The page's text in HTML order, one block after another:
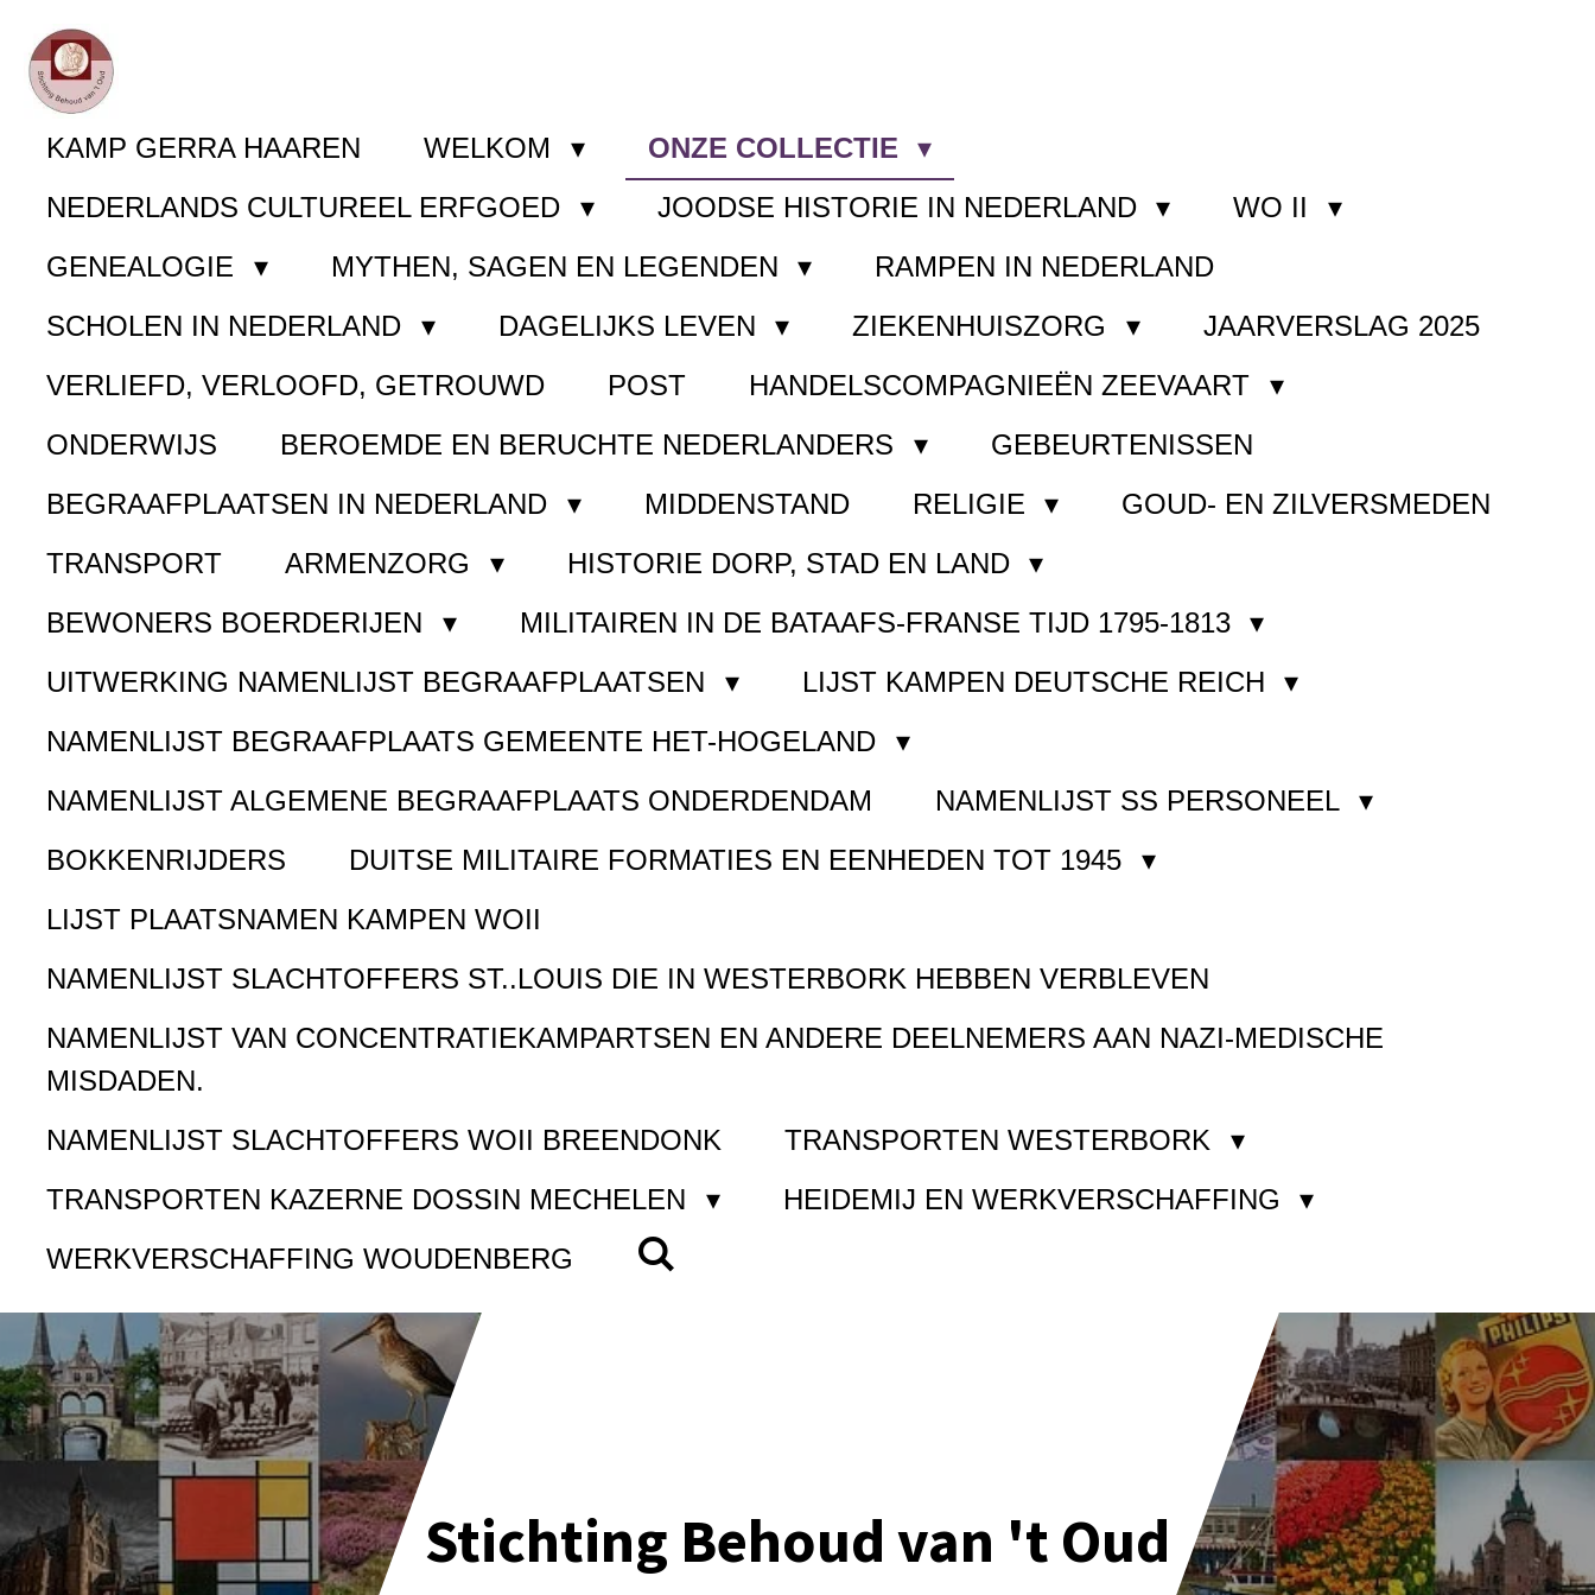
Ga
direct
naar
hoofdinhoud
KAMP GERRA HAAREN WELKOM
ONZE COLLECTIE
NEDERLANDS CULTUREEL ERFGOED
JOODSE HISTORIE IN NEDERLAND
WO II
GENEALOGIE
MYTHEN, SAGEN EN LEGENDEN
RAMPEN IN NEDERLAND
SCHOLEN IN NEDERLAND
DAGELIJKS LEVEN ZIEKENHUISZORG
JAARVERSLAG 2025
VERLIEFD, VERLOOFD, GETROUWD
POST
HANDELSCOMPAGNIEËN ZEEVAART
ONDERWIJS
BEROEMDE EN BERUCHTE NEDERLANDERS
GEBEURTENISSEN
BEGRAAFPLAATSEN IN NEDERLAND
MIDDENSTAND RELIGIE
GOUD- EN ZILVERSMEDEN
TRANSPORT
ARMENZORG
HISTORIE DORP, STAD EN LAND
BEWONERS BOERDERIJEN
MILITAIREN IN DE BATAAFS-FRANSE TIJD 1795-1813
UITWERKING NAMENLIJST BEGRAAFPLAATSEN
LIJST KAMPEN DEUTSCHE REICH
NAMENLIJST BEGRAAFPLAATS GEMEENTE HET-HOGELAND
NAMENLIJST ALGEMENE BEGRAAFPLAATS ONDERDENDAM
NAMENLIJST SS PERSONEEL
BOKKENRIJDERS
DUITSE MILITAIRE FORMATIES EN EENHEDEN TOT 1945
LIJST PLAATSNAMEN KAMPEN WOII
NAMENLIJST SLACHTOFFERS ST..LOUIS DIE IN WESTERBORK HEBBEN VERBLEVEN
NAMENLIJST VAN CONCENTRATIEKAMPARTSEN EN ANDERE DEELNEMERS AAN NAZI-MEDISCHE
MISDADEN.
NAMENLIJST SLACHTOFFERS WOII BREENDONK
TRANSPORTEN WESTERBORK
TRANSPORTEN KAZERNE DOSSIN MECHELEN
HEIDEMIJ EN WERKVERSCHAFFING
WERKVERSCHAFFING WOUDENBERG
Stichting Behoud van 't Oud